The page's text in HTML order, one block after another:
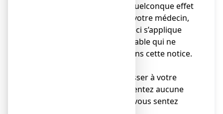
● Si vous ressentez un quelconque effet
indésirable, parlez-en à votre médecin,
ou votre pharmacien. Ceci s’applique
aussi à tout effet indésirable qui ne
serait pas mentionné dans cette notice.
● Vous devez vous adresser à votre
médecin si vous ne ressentez aucune
amélioration ou si vous vous sentez